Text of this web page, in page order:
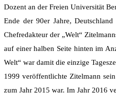
Dozent an der Freien Universität
Ende der 90er Jahre,
Chefredakteur der „Welt“
auf einer halben Seite hinten im
Welt“ war damit die einzige
1999 veröffentlichte Zitelmann
zum Jahr 2015 war. Im Jahr 2016